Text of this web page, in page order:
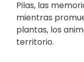
Pilas, las
mientras
plantas, los
territorio.